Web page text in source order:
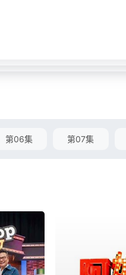
第06集 第07集